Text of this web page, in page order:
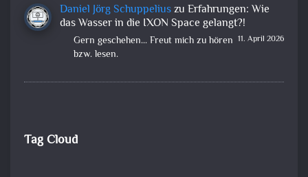
Daniel Jörg Schuppeliuszu Erfahrungen: Wie
das Wasser in die IXON Space gelangt?!
11. April 2026
Gern geschehen... Freut mich zu hören
bzw. lesen.
Tag Cloud